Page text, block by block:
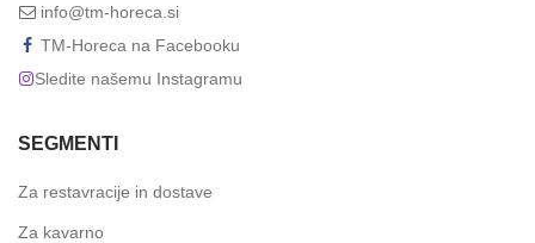
info@tm-horeca.si
TM-Horeca na Facebooku
Sledite našemu Instagramu
SEGMENTI
Za restavracije in dostave
Za kavarno